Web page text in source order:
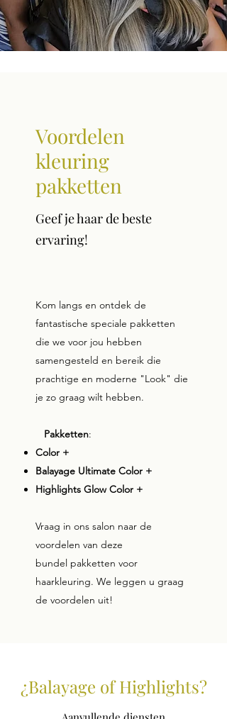
Voordelen
kleuring
pakketten
Geef je haar de beste
ervaring!
Kom langs en ontdek de
fantastische speciale pakketten
die we voor jou hebben
samengesteld en bereik die
prachtige en moderne "Look" die
je zo graag wilt hebben.
Pakketten:
Color +
Balayage Ultimate Color +
Highlights Glow Color +
Vraag in ons salon naar de
voordelen van deze
bundel pakketten voor
haarkleuring. We leggen u graag
de voordelen uit!
¿Balayage of Highlights?